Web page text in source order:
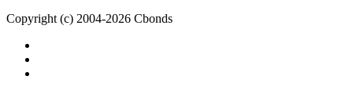
Copyright (c) 2004-2026 Cbonds